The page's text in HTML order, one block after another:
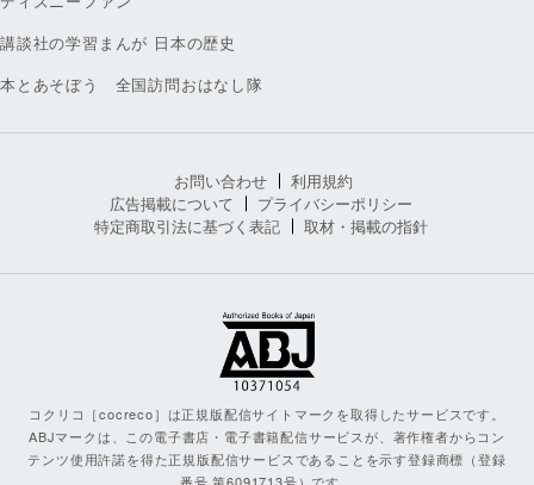
講談社の学習まんが 日本の歴史
本とあそぼう 全国訪問おはなし隊
お問い合わせ
利用規約
広告掲載について
プライバシーポリシー
特定商取引法に基づく表記
取材・掲載の指針
コクリコ［cocreco］は正規版配信サイトマークを取得したサービスです。
ABJマークは、この電子書店・電子書籍配信サービスが、著作権者からコン
テンツ使用許諾を得た正規版配信サービスであることを示す登録商標（登録